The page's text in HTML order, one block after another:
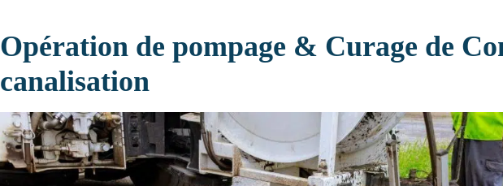
Opération de pompage & Curage de
canalisation